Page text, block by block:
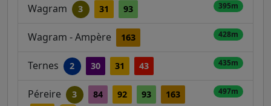
Wagram 3 31 93 395m
Wagram - Ampère 163 428m
Ternes 2 30 31 43 435m
Péreire 3 84 92 93 163 497m